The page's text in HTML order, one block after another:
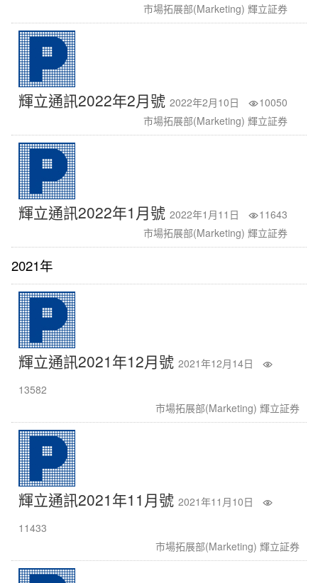
市場拓展部(Marketing) 輝立証券
輝立通訊2022年2月號 2022年2月10日
10050
市場拓展部(Marketing) 輝立証券
輝立通訊2022年1月號 2022年1月11日
11643
市場拓展部(Marketing) 輝立証券
2021年
輝立通訊2021年12月號 2021年12月14日
13582
市場拓展部(Marketing) 輝立証券
輝立通訊2021年11月號 2021年11月10日
11433
市場拓展部(Marketing) 輝立証券